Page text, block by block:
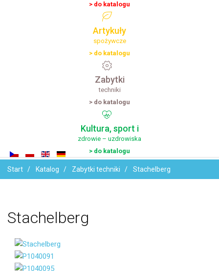
> do katalogu
Artykuły
spożywcze
> do katalogu
Zabytki
techniki
> do katalogu
Kultura, sport i
zdrowie – uzdrowiska
> do katalogu
Start Katalog Zabytki techniki Stachelberg
Stachelberg